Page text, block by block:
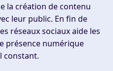
la création de contenu
leur public. En fin de
réseaux sociaux aide les
présence numérique
constant.